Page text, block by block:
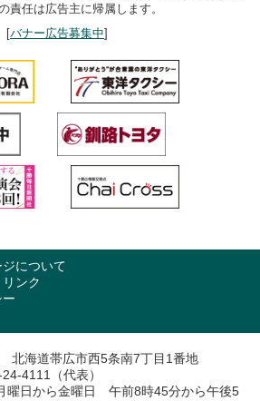
責任は広告主に帰属します。
[バナー広告募集中]
について
ンク
北海道帯広市西5条南7丁目1番地
4111（代表）
曜日から金曜日 午前8時45分から午後5